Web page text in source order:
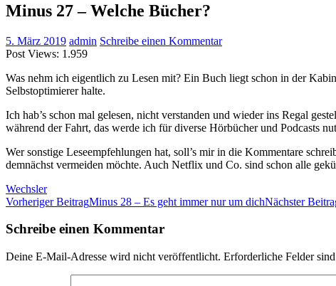
Minus 27 – Welche Bücher?
5. März 2019 admin Schreibe einen Kommentar
Post Views: 1.959
Was nehm ich eigentlich zu Lesen mit? Ein Buch liegt schon in der
Selbstoptimierer halte.
Ich hab’s schon mal gelesen, nicht verstanden und wieder ins Regal
während der Fahrt, das werde ich für diverse Hörbücher und Podcasts
Wer sonstige Leseempfehlungen hat, soll’s mir in die Kommentare
demnächst vermeiden möchte. Auch Netflix und Co. sind schon alle
Wechsler
Beitrags-
Navigation
Vorheriger BeitragMinus 28 – Es geht immer nur um dichNächster
Schreibe einen Kommentar
Deine E-Mail-Adresse wird nicht veröffentlicht. Erforderliche Felder